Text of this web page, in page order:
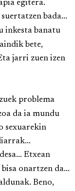
egitera.
bada...
inkesta banatu
bete,
jarri zuen izen
problema
da ia mundu
sexuarekin
Etxean
onartzen da...
Beno,